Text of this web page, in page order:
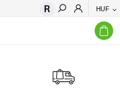
HUF
Keresés